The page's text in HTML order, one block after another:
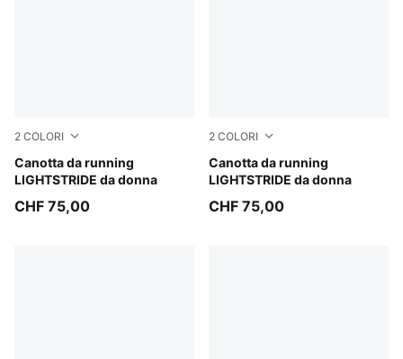
2 COLORI
Canotta da running
LIGHTSTRIDE da donna
Créme De Mint
CHF 75,00
2 COLORI
Canotta da running
LIGHTSTRIDE da donna
Puma Black
CHF 75,00